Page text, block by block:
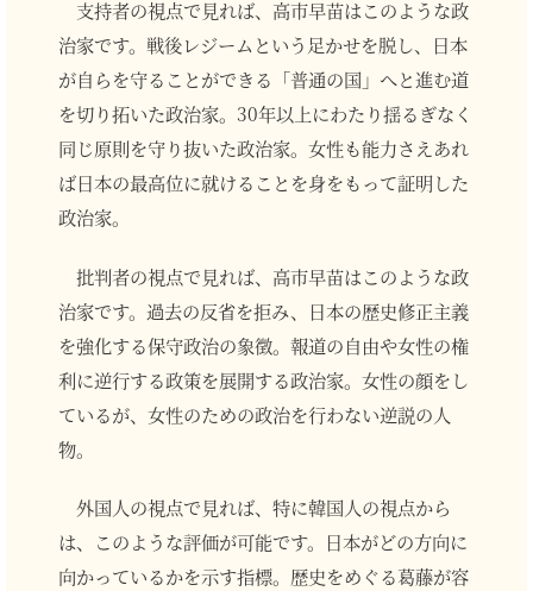
支持者の視点で見れば、高市早苗はこのような政
治家です。戦後レジームという足かせを脱し、日本
が自らを守ることができる「普通の国」へと進む道
を切り拓いた政治家。30年以上にわたり揺るぎなく
同じ原則を守り抜いた政治家。女性も能力さえあれ
ば日本の最高位に就けることを身をもって証明した
政治家。
批判者の視点で見れば、高市早苗はこのような政
治家です。過去の反省を拒み、日本の歴史修正主義
を強化する保守政治の象徴。報道の自由や女性の権
利に逆行する政策を展開する政治家。女性の顔をし
ているが、女性のための政治を行わない逆説の人
物。
外国人の視点で見れば、特に韓国人の視点から
は、このような評価が可能です。日本がどの方向に
向かっているかを示す指標。歴史をめぐる葛藤が容